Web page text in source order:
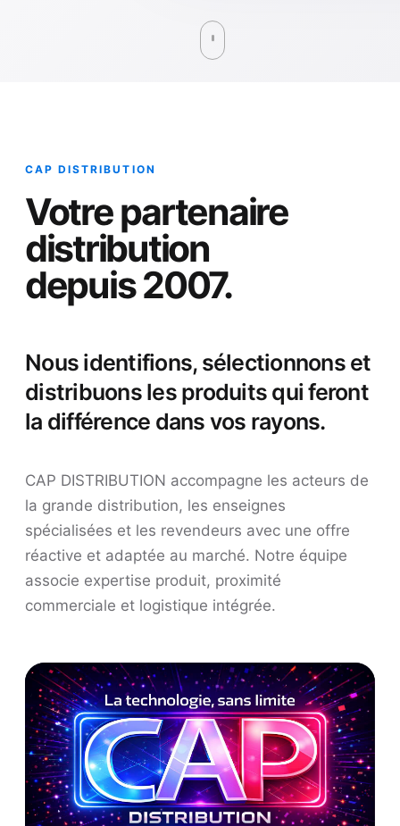
CAP DISTRIBUTION
Votre partenaire
distribution
depuis 2007.
Nous identifions, sélectionnons et
distribuons les produits qui feront
la différence dans vos rayons.
CAP DISTRIBUTION accompagne les acteurs de
la grande distribution, les enseignes
spécialisées et les revendeurs avec une offre
réactive et adaptée au marché. Notre équipe
associe expertise produit, proximité
commerciale et logistique intégrée.